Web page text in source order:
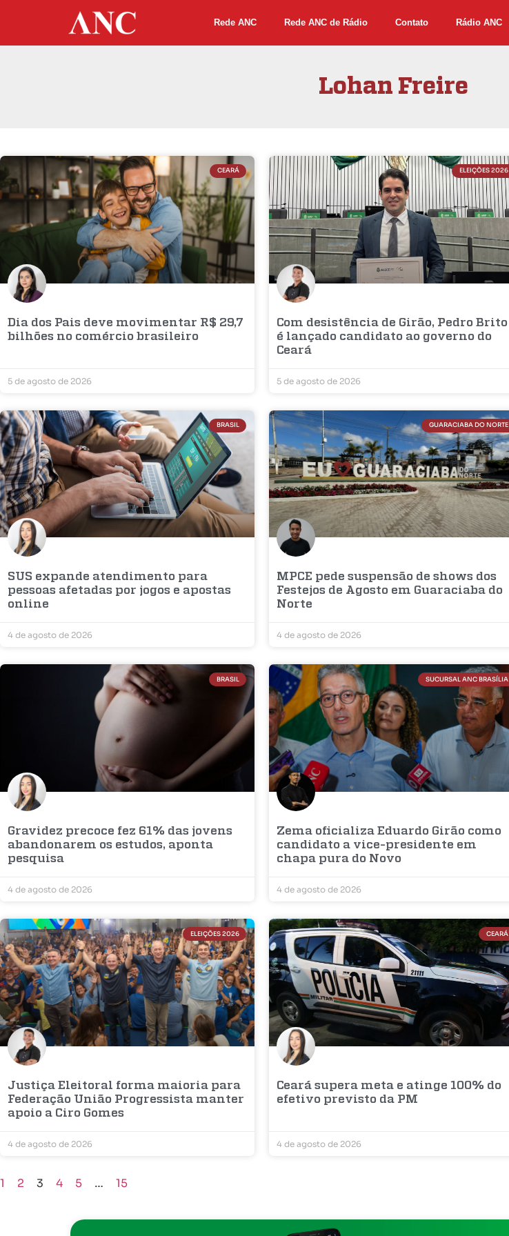
Rede ANC Rede ANC de Rádio Contato Rádio ANC
Lohan Freire
CEARÁ
Dia dos Pais deve movimentar R$ 29,7
bilhões no comércio brasileiro
5 de agosto de 2026
ELEIÇÕES 2026
Com desistência de Girão, Pedro Brito
é lançado candidato ao governo do
Ceará
5 de agosto de 2026
BRASIL
SUS expande atendimento para
pessoas afetadas por jogos e apostas
online
4 de agosto de 2026
GUARACIABA DO NORTE
MPCE pede suspensão de shows dos
Festejos de Agosto em Guaraciaba do
Norte
4 de agosto de 2026
BRASIL
Gravidez precoce fez 61% das jovens
abandonarem os estudos, aponta
pesquisa
4 de agosto de 2026
SUCURSAL ANC BRASÍLIA
Zema oficializa Eduardo Girão como
candidato a vice-presidente em
chapa pura do Novo
4 de agosto de 2026
ELEIÇÕES 2026
Justiça Eleitoral forma maioria para
Federação União Progressista manter
apoio a Ciro Gomes
4 de agosto de 2026
CEARÁ
Ceará supera meta e atinge 100% do
efetivo previsto da PM
4 de agosto de 2026
1 2 3 4 5 … 15